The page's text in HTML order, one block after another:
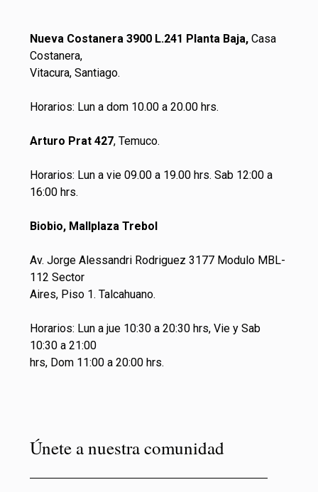
Nueva Costanera 3900 L.241 Planta Baja, Casa
Costanera,
Vitacura, Santiago.
Horarios: Lun a dom 10.00 a 20.00 hrs.
Arturo Prat 427, Temuco.
Horarios: Lun a vie 09.00 a 19.00 hrs. Sab 12:00 a
16:00 hrs.
Biobio, Mallplaza Trebol
Av. Jorge Alessandri Rodriguez 3177 Modulo MBL-
112 Sector
Aires, Piso 1. Talcahuano.
Horarios: Lun a jue 10:30 a 20:30 hrs, Vie y Sab
10:30 a 21:00
hrs, Dom 11:00 a 20:00 hrs.
Únete a nuestra comunidad